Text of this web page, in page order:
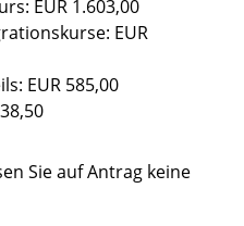
EUR 1.603,00
EUR
EUR 585,00
Sie auf Antrag keine